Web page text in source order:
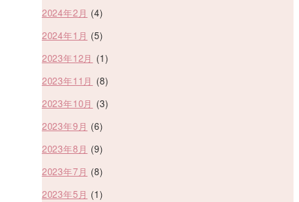
2024年2月 (4)
2024年1月 (5)
2023年12月 (1)
2023年11月 (8)
2023年10月 (3)
2023年9月 (6)
2023年8月 (9)
2023年7月 (8)
2023年5月 (1)